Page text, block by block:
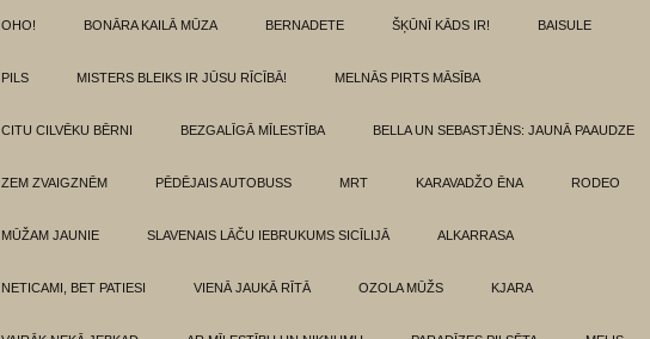
OHO! BONĀRA KAILĀ MŪZA BERNADETE ŠĶŪNĪ KĀDS IR! BAISULE
PILS MISTERS BLEIKS IR JŪSU RĪCĪBĀ! MELNĀS PIRTS MĀSĪBA
CITU CILVĒKU BĒRNI BEZGALĪGĀ MĪLESTĪBA BELLA UN SEBASTJĒNS: JAUNĀ PAAUDZE
ZEM ZVAIGZNĒM PĒDĒJAIS AUTOBUSS MRT KARAVADŽO ĒNA RODEO
MŪŽAM JAUNIE SLAVENAIS LĀČU IEBRUKUMS SICĪLIJĀ ALKARRASA
NETICAMI, BET PATIESI VIENĀ JAUKĀ RĪTĀ OZOLA MŪŽS KJARA